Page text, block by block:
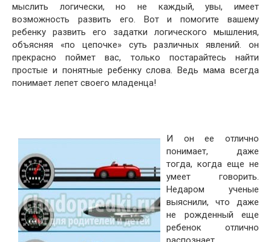
мыслить логически, но не каждый, увы, имеет
возможность развить его. Вот и помогите вашему
ребенку развить его задатки логического мышления,
объясняя «по цепочке» суть различных явлений. он
прекрасно поймет вас, только постарайтесь найти
простые и понятные ребенку слова. Ведь мама всегда
понимает лепет своего младенца!
И он ее отлично
понимает, даже
тогда, когда еще не
умеет говорить.
Недаром ученые
выяснили, что даже
не рожденный еще
ребенок отлично